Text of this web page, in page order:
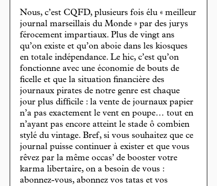
Nous, c’est CQFD, plusieurs fois élu « meilleur
journal marseillais du Monde » par des jurys
férocement impartiaux. Plus de vingt ans
qu’on existe et qu’on aboie dans les kiosques
en totale indépendance. Le hic, c’est qu’on
fonctionne avec une économie de bouts de
ficelle et que la situation financière des
journaux pirates de notre genre est chaque
jour plus difficile : la vente de journaux papier
n’a pas exactement le vent en poupe… tout en
n’ayant pas encore atteint le stade ô combien
stylé du vintage. Bref, si vous souhaitez que ce
journal puisse continuer à exister et que vous
rêvez par la même occas’ de booster votre
karma libertaire, on a besoin de vous :
abonnez-vous, abonnez vos tatas et vos